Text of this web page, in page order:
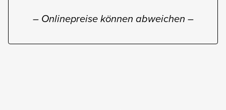
– Onlinepreise können abweichen –